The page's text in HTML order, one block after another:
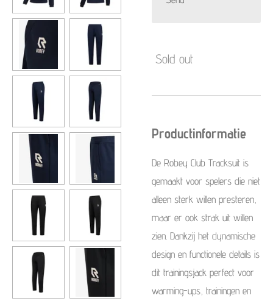
Sold out
Productinformatie
De Robey Club Tracksuit is
gemaakt voor spelers die niet
alleen sterk willen presteren,
maar er ook strak uit willen
zien. Dankzij het dynamische
design en functionele details is
dit trainingsjack perfect voor
warming-ups, trainingen en